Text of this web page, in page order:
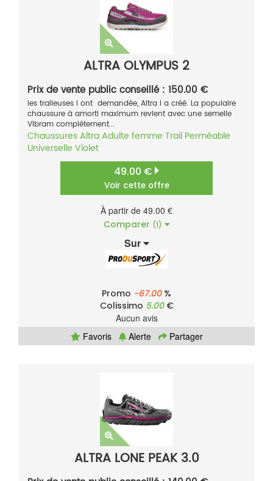
ALTRA OLYMPUS 2
Prix de vente public conseillé : 150.00 €
les traileuses l ont demandée, Altra l a créé. La populaire
chaussure à amorti maximum revient avec une semelle
Vibram complétement...
ChaussuresAltraAdulte femme Trail Perméable
Universelle Violet
49.00 €
Voir cette offre
À partir de 49.00 €
Comparer (1)
Sur
Promo -67.00%
Colissimo 5.00€
Aucun avis
Favoris
Alerte Partager
ALTRA LONE PEAK 3.0